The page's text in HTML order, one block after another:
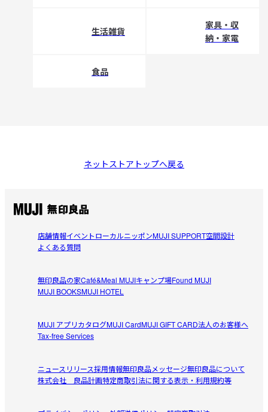
生活雑貨
家具・収
納・家電
食品
ネットストアトップへ戻る
店舗情報イベントローカルニッポンMUJI SUPPORT空間設計
よくある質問
無印良品の家Café&Meal MUJIキャンプ場Found MUJI
MUJI BOOKSMUJI HOTEL
MUJI アプリカタログMUJI CardMUJI GIFT CARD法人のお客様へ
Tax-free Services
ニュースリリース採用情報無印良品メッセージ無印良品について
株式会社 良品計画特定商取引法に関する表示・利用規約等